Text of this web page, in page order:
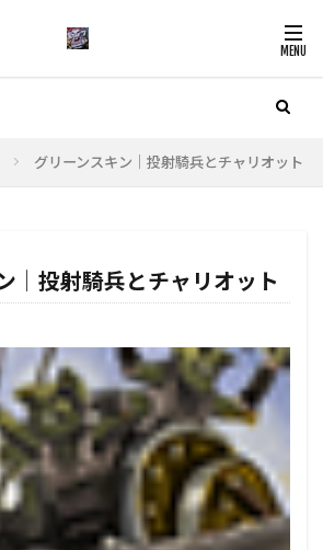
グリーンスキン│投射騎兵とチャリオット
│投射騎兵とチャリオット